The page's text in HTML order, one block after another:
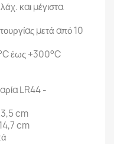
και μέγιστα
μετά από 10
έως +300°C
LR44 -
cm
cm